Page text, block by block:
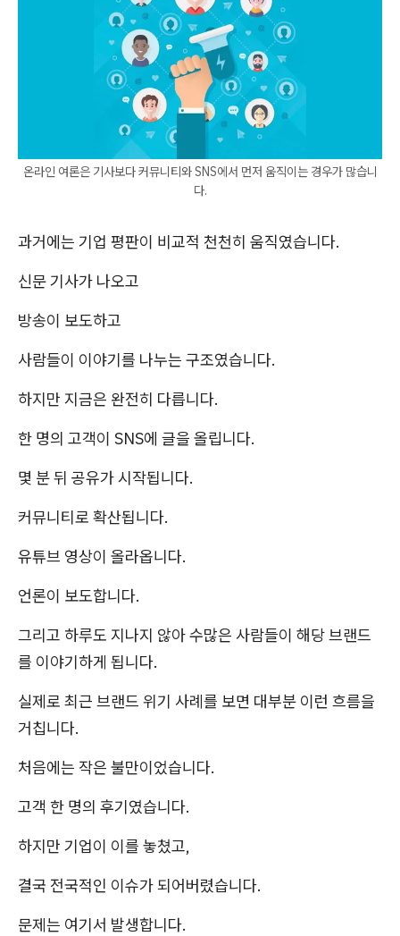
온라인 여론은 기사보다 커뮤니티와 SNS에서 먼저 움직이는 경우가 많습니
다.
과거에는 기업 평판이 비교적 천천히 움직였습니다.
신문 기사가 나오고
방송이 보도하고
사람들이 이야기를 나누는 구조였습니다.
하지만 지금은 완전히 다릅니다.
한 명의 고객이 SNS에 글을 올립니다.
몇 분 뒤 공유가 시작됩니다.
커뮤니티로 확산됩니다.
유튜브 영상이 올라옵니다.
언론이 보도합니다.
그리고 하루도 지나지 않아 수많은 사람들이 해당 브랜드
를 이야기하게 됩니다.
실제로 최근 브랜드 위기 사례를 보면 대부분 이런 흐름을
거칩니다.
처음에는 작은 불만이었습니다.
고객 한 명의 후기였습니다.
하지만 기업이 이를 놓쳤고,
결국 전국적인 이슈가 되어버렸습니다.
문제는 여기서 발생합니다.